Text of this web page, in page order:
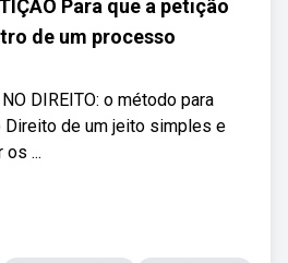
Para que a petição
de um processo
DIREITO: o método para
Direito de um jeito simples e
os ...